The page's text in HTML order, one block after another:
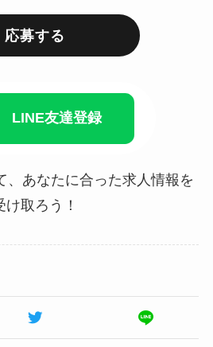
応募する
LINE友達登録
、あなたに合った求人情報を
け取ろう！